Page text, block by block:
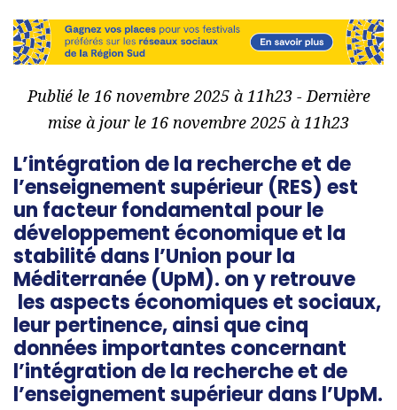
Publié le 16 novembre 2025 à 11h23 - Dernière
mise à jour le 16 novembre 2025 à 11h23
L’intégration de la recherche et de
l’enseignement supérieur (RES) est
un facteur fondamental pour le
développement économique et la
stabilité dans l’Union pour la
Méditerranée (UpM). on y retrouve
les aspects économiques et sociaux,
leur pertinence, ainsi que cinq
données importantes concernant
l’intégration de la recherche et de
l’enseignement supérieur dans l’UpM.